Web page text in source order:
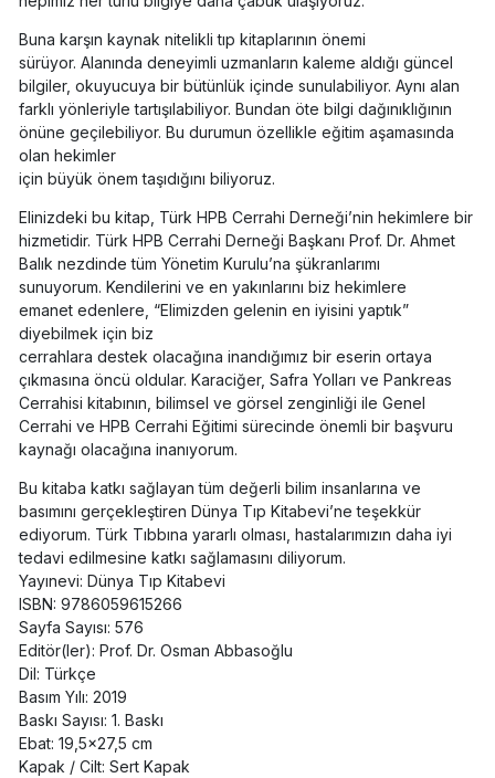
Buna karşın kaynak nitelikli tıp kitaplarının önemi
sürüyor. Alanında deneyimli uzmanların kaleme aldığı güncel
bilgiler, okuyucuya bir bütünlük içinde sunulabiliyor. Aynı alan
farklı yönleriyle tartışılabiliyor. Bundan öte bilgi dağınıklığının
önüne geçilebiliyor. Bu durumun özellikle eğitim aşamasında
olan hekimler
için büyük önem taşıdığını biliyoruz.
Elinizdeki bu kitap, Türk HPB Cerrahi Derneği’nin hekimlere bir
hizmetidir. Türk HPB Cerrahi Derneği Başkanı Prof. Dr. Ahmet
Balık nezdinde tüm Yönetim Kurulu’na şükranlarımı
sunuyorum. Kendilerini ve en yakınlarını biz hekimlere
emanet edenlere, “Elimizden gelenin en iyisini yaptık”
diyebilmek için biz
cerrahlara destek olacağına inandığımız bir eserin ortaya
çıkmasına öncü oldular. Karaciğer, Safra Yolları ve Pankreas
Cerrahisi kitabının, bilimsel ve görsel zenginliği ile Genel
Cerrahi ve HPB Cerrahi Eğitimi sürecinde önemli bir başvuru
kaynağı olacağına inanıyorum.
Bu kitaba katkı sağlayan tüm değerli bilim insanlarına ve
basımını gerçekleştiren Dünya Tıp Kitabevi’ne teşekkür
ediyorum. Türk Tıbbına yararlı olması, hastalarımızın daha iyi
tedavi edilmesine katkı sağlamasını diliyorum.
Yayınevi: Dünya Tıp Kitabevi
ISBN: 9786059615266
Sayfa Sayısı: 576
Editör(ler): Prof. Dr. Osman Abbasoğlu
Dil: Türkçe
Basım Yılı: 2019
Baskı Sayısı: 1. Baskı
Ebat: 19,5x27,5 cm
Kapak / Cilt: Sert Kapak